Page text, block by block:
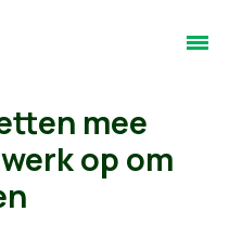
mee
op om